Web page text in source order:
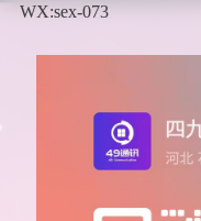
WX:sex-073